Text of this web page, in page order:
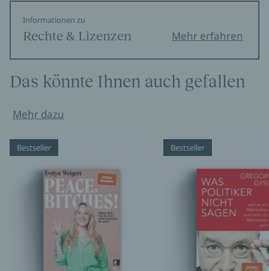
Informationen zu
Rechte & Lizenzen Mehr erfahren
Das könnte Ihnen auch gefallen
Mehr dazu
Bestseller Bestseller